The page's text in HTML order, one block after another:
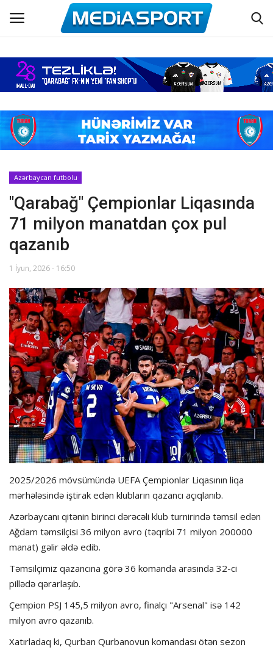
Əsas
Azərbaycan futbolu
Maraqlı
Əlaqə
Haqqımızda
Köşə yazıları
Dünya futbolu
Hadisə
Olimpiada
Layihə
Formula 1
İdman növləri
Azərbaycan futbolu
"Qarabağ" Çempionlar Liqasında
71 milyon manatdan çox pul
qazanıb
1 İyun, 2026 - 16:50
2025/2026 mövsümündə UEFA Çempionlar Liqasının liqa
mərhələsində iştirak edən klubların qazancı açıqlanıb.
Azərbaycanı qitənin birinci dərəcəli klub turnirində təmsil edən
Ağdam təmsilçisi 36 milyon avro (təqribi 71 milyon 200000
manat) gəlir əldə edib.
Təmsilçimiz qazancına görə 36 komanda arasında 32-ci
pillədə qərarlaşıb.
Çempion PSJ 145,5 milyon avro, finalçı "Arsenal" isə 142
milyon avro qazanıb.
Xatırladaq ki, Qurban Qurbanovun komandası ötən sezon